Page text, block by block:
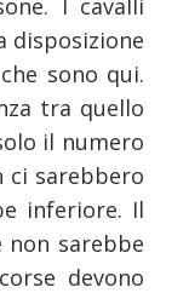
I cavalli
disposizione
sono qui.
tra quello
il numero
ci sarebbero
inferiore. Il
sarebbe
devono